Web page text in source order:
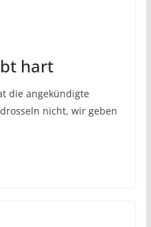
hart
die angekündigte
nicht, wir geben